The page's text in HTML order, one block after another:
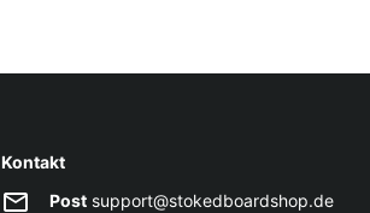
Kontakt
Post support@stokedboardshop.de